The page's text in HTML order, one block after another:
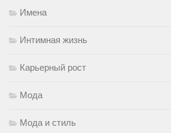
Имена
Интимная жизнь
Карьерный рост
Мода
Мода и стиль